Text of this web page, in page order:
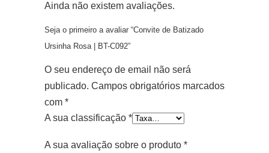
Ainda não existem avaliações.
Seja o primeiro a avaliar “Convite de Batizado
Ursinha Rosa | BT-C092”
O seu endereço de email não será
publicado. Campos obrigatórios marcados
com *
A sua classificação *
A sua avaliação sobre o produto *